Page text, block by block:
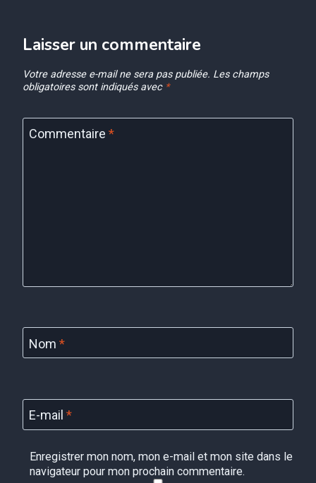
Laisser un commentaire
Votre adresse e-mail ne sera pas publiée. Les champs
obligatoires sont indiqués avec *
Commentaire *
Nom *
E-mail *
Enregistrer mon nom, mon e-mail et mon site dans le
navigateur pour mon prochain commentaire.